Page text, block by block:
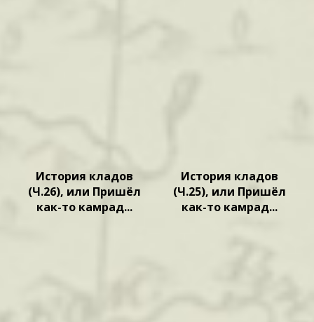
История кладов
(Ч.26), или Пришёл
как-то камрад...
История кладов
(Ч.25), или Пришёл
как-то камрад...